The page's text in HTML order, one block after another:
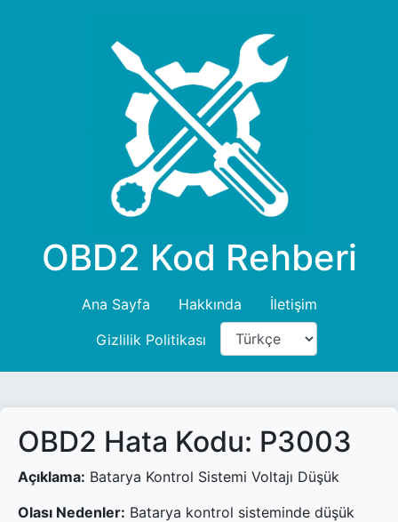
OBD2 Kod Rehberi
Ana Sayfa Hakkında
İletişim
Gizlilik Politikası
OBD2 Hata Kodu: P3003
Açıklama: Batarya Kontrol Sistemi Voltajı Düşük
Olası Nedenler: Batarya kontrol sisteminde düşük